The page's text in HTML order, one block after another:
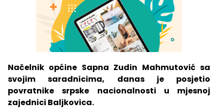
Načelnik općine Sapna Zudin Mahmutović sa
svojim saradnicima, danas je posjetio
povratnike srpske nacionalnosti u mjesnoj
zajednici Baljkovica.